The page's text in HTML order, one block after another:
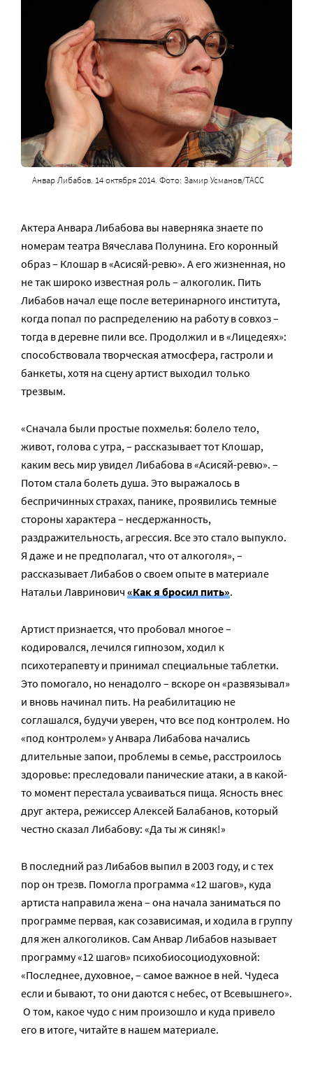
Анвар Либабов. 14 октября 2014. Фото: Замир Усманов/ТАСС
Актера Анвара Либабова вы наверняка знаете по
номерам театра Вячеслава Полунина. Его коронный
образ – Клошар в «Асисяй-ревю». А его жизненная, но
не так широко известная роль – алкоголик. Пить
Либабов начал еще после ветеринарного института,
когда попал по распределению на работу в совхоз –
тогда в деревне пили все. Продолжил и в «Лицедеях»:
способствовала творческая атмосфера, гастроли и
банкеты, хотя на сцену артист выходил только
трезвым.
«Сначала были простые похмелья: болело тело,
живот, голова с утра, – рассказывает тот Клошар,
каким весь мир увидел Либабова в «Асисяй-ревю». –
Потом стала болеть душа. Это выражалось в
беспричинных страхах, панике, проявились темные
стороны характера – несдержанность,
раздражительность, агрессия. Все это стало выпукло.
Я даже и не предполагал, что от алкоголя», –
рассказывает Либабов о своем опыте в материале
Натальи Лавринович «Как я бросил пить».
Артист признается, что пробовал многое –
кодировался, лечился гипнозом, ходил к
психотерапевту и принимал специальные таблетки.
Это помогало, но ненадолго – вскоре он «развязывал»
и вновь начинал пить. На реабилитацию не
соглашался, будучи уверен, что все под контролем. Но
«под контролем» у Анвара Либабова начались
длительные запои, проблемы в семье, расстроилось
здоровье: преследовали панические атаки, а в какой-
то момент перестала усваиваться пища. Ясность внес
друг актера, режиссер Алексей Балабанов, который
честно сказал Либабову: «Да ты ж синяк!»
В последний раз Либабов выпил в 2003 году, и с тех
пор он трезв. Помогла программа «12 шагов», куда
артиста направила жена – она начала заниматься по
программе первая, как созависимая, и ходила в группу
для жен алкоголиков. Сам Анвар Либабов называет
программу «12 шагов» психобиосоциодуховной:
«Последнее, духовное, – самое важное в ней. Чудеса
если и бывают, то они даются с небес, от Всевышнего».
О том, какое чудо с ним произошло и куда привело
его в итоге, читайте в нашем материале.